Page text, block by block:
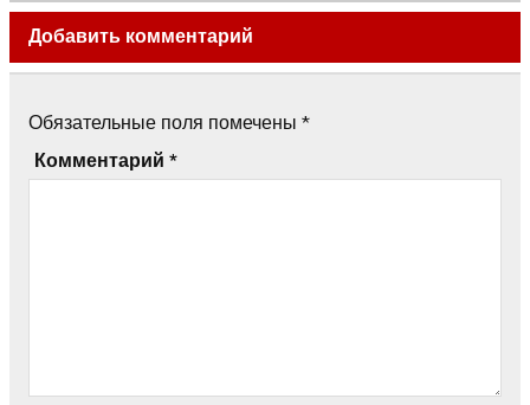
Добавить комментарий
Обязательные поля помечены *
Комментарий *